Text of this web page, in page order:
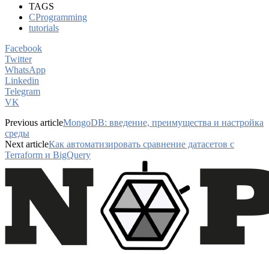
TAGS
CProgramming
tutorials
Facebook
Twitter
WhatsApp
Linkedin
Telegram
VK
Previous articleMongoDB: введение, преимущества и настройка
среды
Next articleКак автоматизировать сравнение датасетов с
Terraform и BigQuery